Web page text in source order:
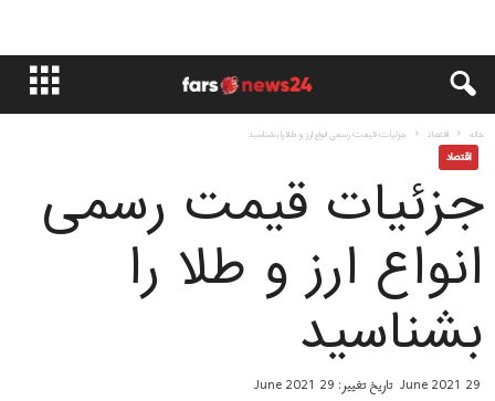
خانه اقتصاد جزئیات قیمت رسمی انواع ارز و طلا را بشناسید
اقتصاد
جزئیات قیمت رسمی
انواع ارز و طلا را
بشناسید
29 June 2021 تاریخ تغییر: 29 June 2021